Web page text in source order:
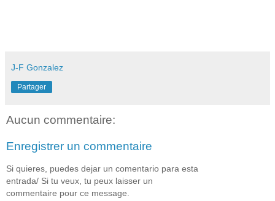
J-F Gonzalez
Partager
Aucun commentaire:
Enregistrer un commentaire
Si quieres, puedes dejar un comentario para esta
entrada/ Si tu veux, tu peux laisser un
commentaire pour ce message.